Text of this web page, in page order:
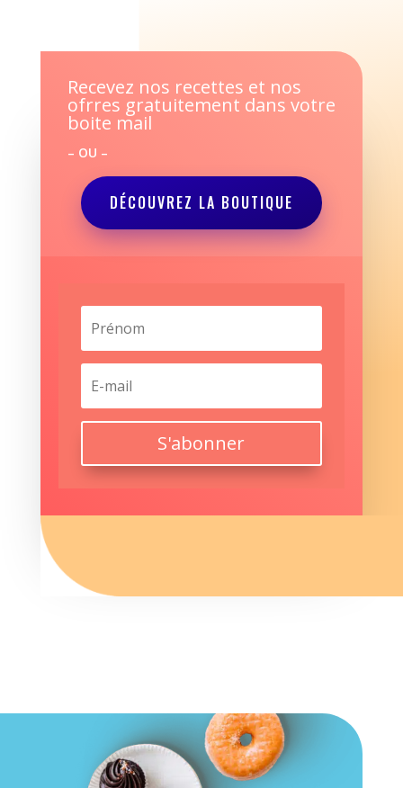
Recevez nos recettes et nos
ofrres gratuitement dans votre
boite mail
– OU –
DÉCOUVREZ LA BOUTIQUE
S'abonner